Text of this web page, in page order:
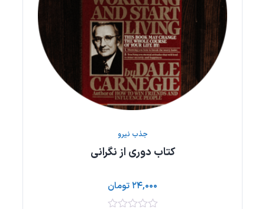
جذب نیرو
کتاب دوری از نگرانی
۲۴,۰۰۰تومان